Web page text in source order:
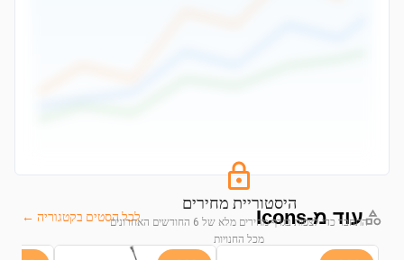
היסטוריית מחירים
התחבר כדי לצפות בגרף מחירים מלא של 6 החודשים האחרונים
מכל החנויות
עוד מ-Icons לכל הסטים בקטגוריה ←